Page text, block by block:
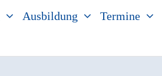
Ausbildung Termine